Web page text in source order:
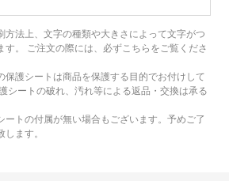
法上、文字の種類や大きさによって文字がつ
す。 ご注文の際には、必ずこちらをご覧くださ
護シートは商品を保護する目的でお付けして
シートの破れ、汚れ等による返品・交換は承る
ートの付属が無い場合もございます。予めご了
ます。